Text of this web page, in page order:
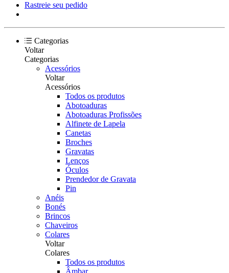
Rastreie seu pedido
Categorias
Voltar
Categorias
Acessórios
Voltar
Acessórios
Todos os produtos
Abotoaduras
Abotoaduras Profissões
Alfinete de Lapela
Canetas
Broches
Gravatas
Lenços
Óculos
Prendedor de Gravata
Pin
Anéis
Bonés
Brincos
Chaveiros
Colares
Voltar
Colares
Todos os produtos
Âmbar